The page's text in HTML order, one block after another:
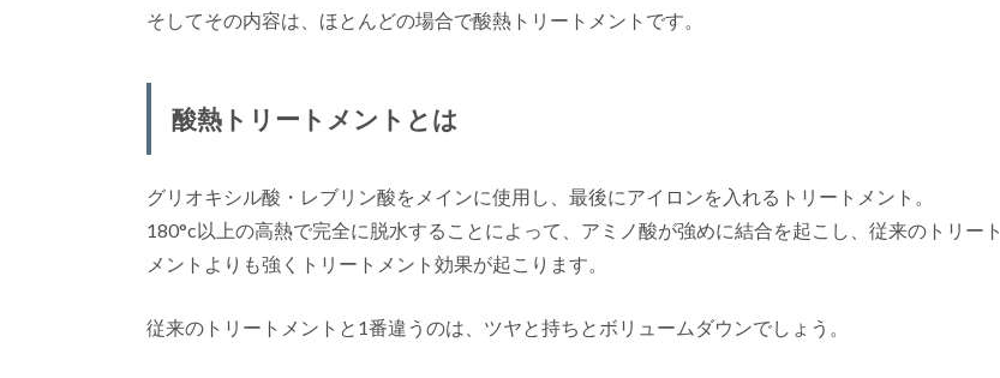
そしてその内容は、ほとんどの場合で酸熱トリートメントです。
酸熱トリートメントとは
グリオキシル酸・レブリン酸をメインに使用し、最後にアイロンを入れるトリートメント。
180°c以上の高熱で完全に脱水することによって、アミノ酸が強めに結合を起こし、従来のトリート
メントよりも強くトリートメント効果が起こります。
従来のトリートメントと1番違うのは、ツヤと持ちとボリュームダウンでしょう。